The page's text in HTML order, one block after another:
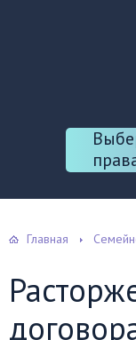
Главная